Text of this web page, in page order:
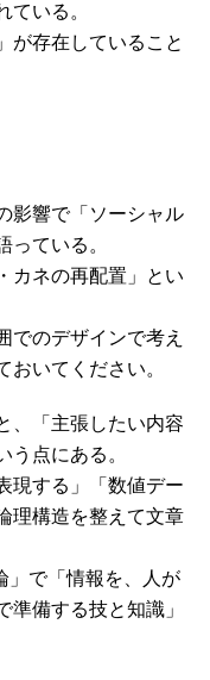
ている。
が存在していること
影響で「ソーシャル
っている。
カネの再配置」とい
でのデザインで考え
おいてください。
、「主張したい内容
う点にある。
現する」「数値デー
理構造を整えて文章
」で「情報を、人が
備する技と知識」